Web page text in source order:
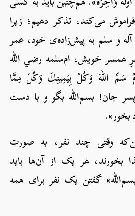
می‌کند، تذکر دهیم؛ زیرا
آله و سلم به پیش‌زاده‌ی خود، عمر
همسر خویش، ام‌سلمه رضي الله
سَمِّ اللهَ وَكُلْ بِيَمِينِكَ وَكُلْ مِمَّا
جان! بسم‌الله بگو و با دست
وقتی چند نفر، به صورت
بخورند، هر یک از آن‌ها باید
گفتن یک نفر برای همه